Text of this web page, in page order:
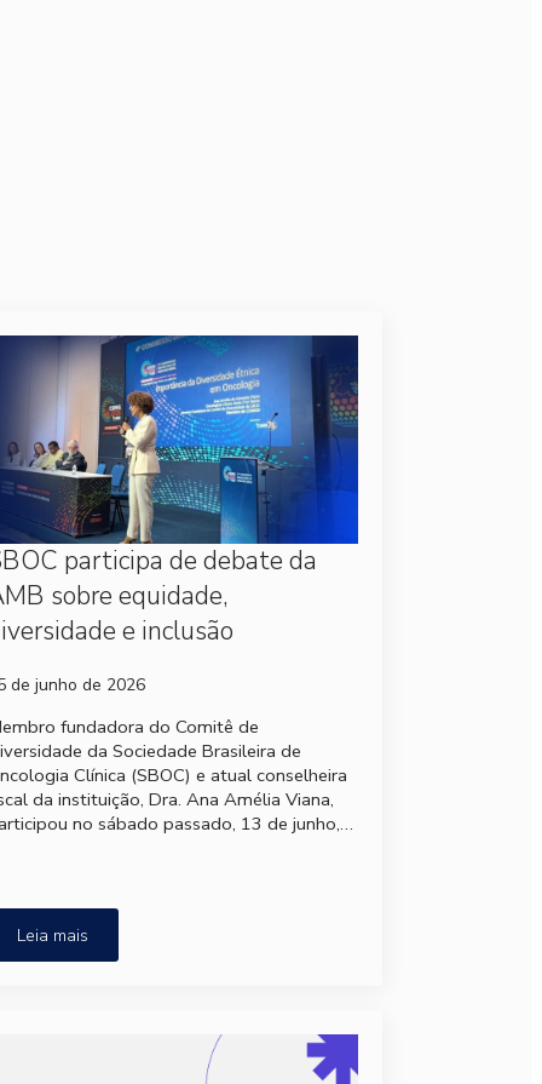
participa de debate da
sobre equidade,
e inclusão
de junho de 2026
fundadora do Comitê de
da Sociedade Brasileira de
Clínica (SBOC) e atual conselheira
da instituição, Dra. Ana Amélia Viana,
no sábado passado, 13 de junho,…
Leia mais